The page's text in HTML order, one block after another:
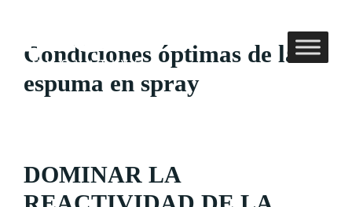
Condiciones óptimas de la
espuma en spray
DOMINAR LA